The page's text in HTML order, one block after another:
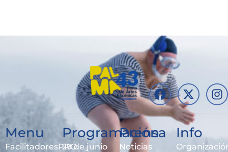
Menu
FacilitadoresPRO
Programación
29 de junio
Prensa
Noticias
Info